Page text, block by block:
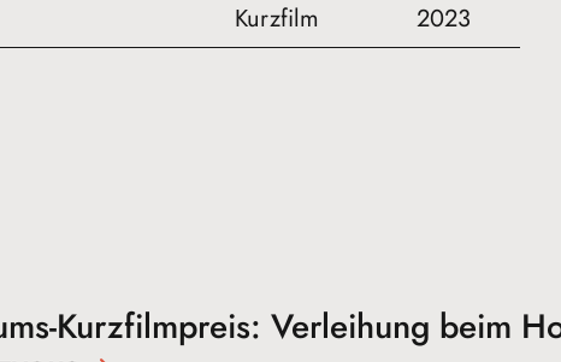
Kurzfilm 2023
Kurzfilmpreis: Verleihung beim